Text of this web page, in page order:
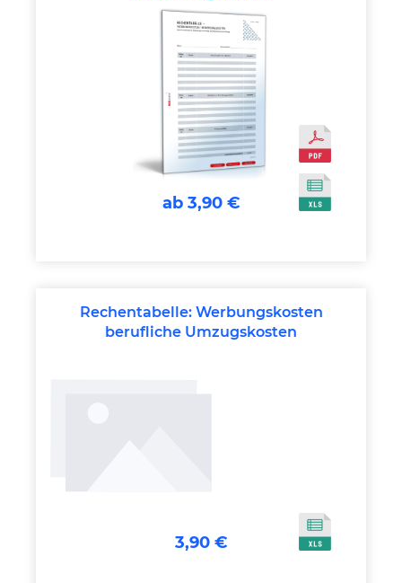
ab 3,90 €
Rechentabelle: Werbungskosten
berufliche Umzugskosten
3,90 €